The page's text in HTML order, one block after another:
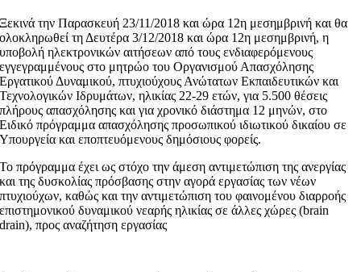
Ξεκινά την Παρασκευή 23/11/2018 και ώρα 12η μεσημβρινή και θα
ολοκληρωθεί τη Δευτέρα 3/12/2018 και ώρα 12η μεσημβρινή, η
υποβολή ηλεκτρονικών αιτήσεων από τους ενδιαφερόμενους
εγγεγραμμένους στο μητρώο του Οργανισμού Απασχόλησης
Εργατικού Δυναμικού, πτυχιούχους Ανώτατων Εκπαιδευτικών και
Τεχνολογικών Ιδρυμάτων, ηλικίας 22-29 ετών, για 5.500 θέσεις
πλήρους απασχόλησης και για χρονικό διάστημα 12 μηνών, στο
Ειδικό πρόγραμμα απασχόλησης προσωπικού ιδιωτικού δικαίου σε
Υπουργεία και εποπτευόμενους δημόσιους φορείς.
Το πρόγραμμα έχει ως στόχο την άμεση αντιμετώπιση της ανεργίας
και της δυσκολίας πρόσβασης στην αγορά εργασίας των νέων
πτυχιούχων, καθώς και την αντιμετώπιση του φαινομένου διαρροής
επιστημονικού δυναμικού νεαρής ηλικίας σε άλλες χώρες (brain
drain), προς αναζήτηση εργασίας